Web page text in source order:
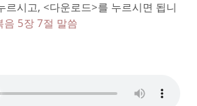
르시고, <다운로드>를 누르시면 됩니
5장 7절 말씀